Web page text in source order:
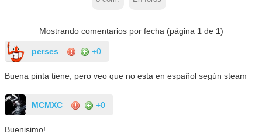
Mostrando comentarios por fecha (página 1de 1)
perses +0
Buena pinta tiene, pero veo que no esta en español según steam
MCMXC +0
Buenisimo!